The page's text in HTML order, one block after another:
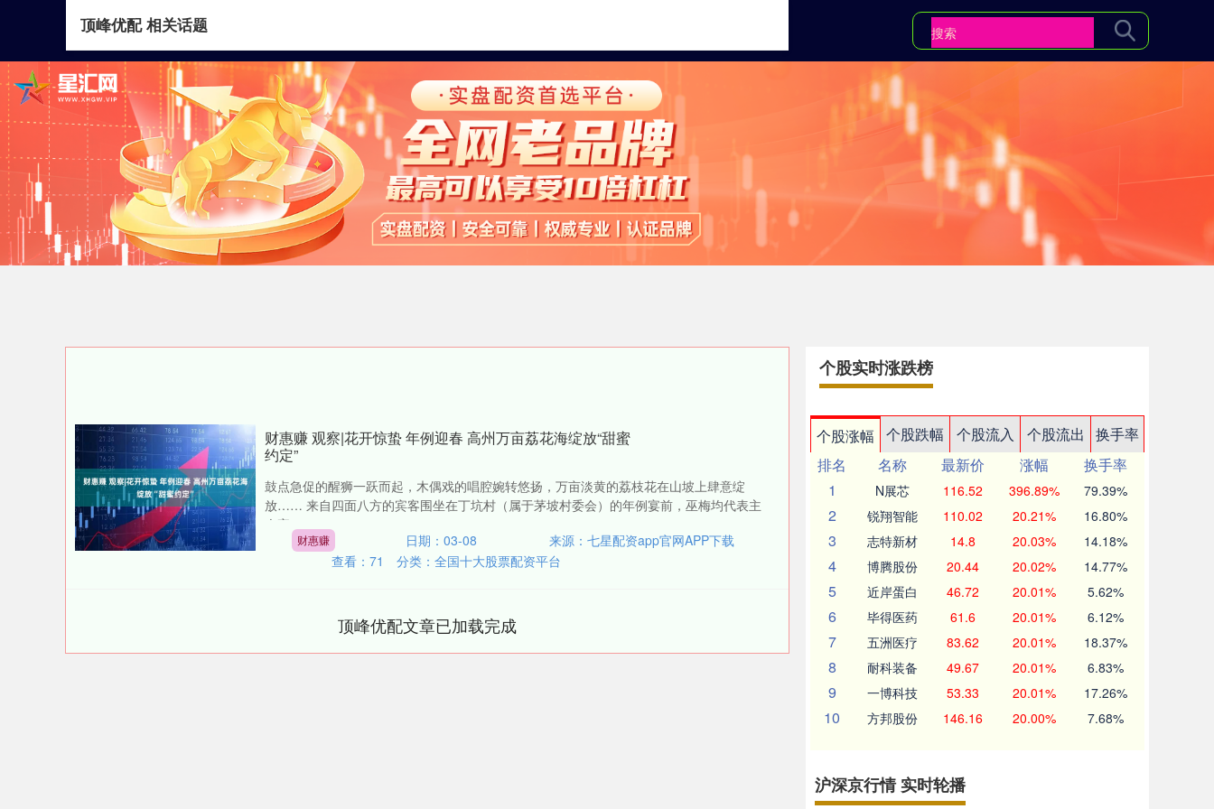
顶峰优配 相关话题
财惠赚 观察|花开惊蛰 年例迎春 高州万亩荔花海绽放“甜蜜
约定”
鼓点急促的醒狮一跃而起，木偶戏的唱腔婉转悠扬，万亩淡黄的荔枝花在山坡上肆意绽
放…… 来自四面八方的宾客围坐在丁坑村（属于茅坡村委会）的年例宴前，巫梅均代表主
人家....
财惠赚 日期：03-08
来源：七星配资app官网APP下载
查看： 71 分类： 全国十大股票配资平台
顶峰优配文章已加载完成
个股实时涨跌榜
个股涨幅 个股跌幅 个股流入 个股流出
换手率
排名
名称 最新价 涨幅
换手率
1
N展芯 116.52 396.89% 79.39%
2 锐翔智能 110.02 20.21% 16.80%
3 志特新材 14.8 20.03% 14.18%
4 博腾股份 20.44 20.02% 14.77%
5 近岸蛋白 46.72 20.01% 5.62%
6 毕得医药 61.6 20.01% 6.12%
7 五洲医疗 83.62 20.01% 18.37%
8 耐科装备 49.67 20.01% 6.83%
9 一博科技 53.33 20.01% 17.26%
10 方邦股份 146.16 20.00% 7.68%
沪深京行情 实时轮播